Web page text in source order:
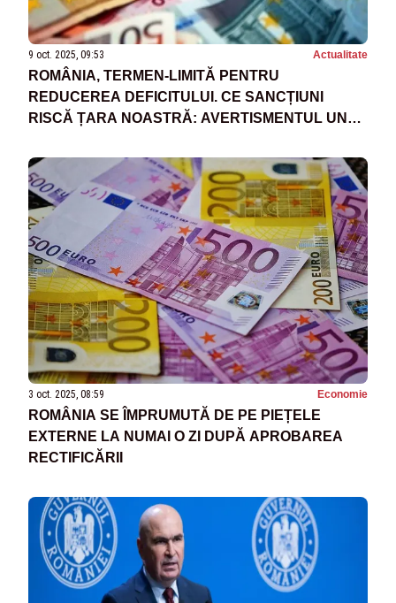
9 oct. 2025, 09:53 Actualitate
ROMÂNIA, TERMEN-LIMITĂ PENTRU
REDUCEREA DEFICITULUI. CE SANCȚIUNI
RISCĂ ȚARA NOASTRĂ: AVERTISMENTUL UNUI
3 oct. 2025, 08:59 Economie
ROMÂNIA SE ÎMPRUMUTĂ DE PE PIEȚELE
EXTERNE LA NUMAI O ZI DUPĂ APROBAREA
RECTIFICĂRII